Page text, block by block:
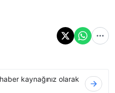
kaynağınız olarak